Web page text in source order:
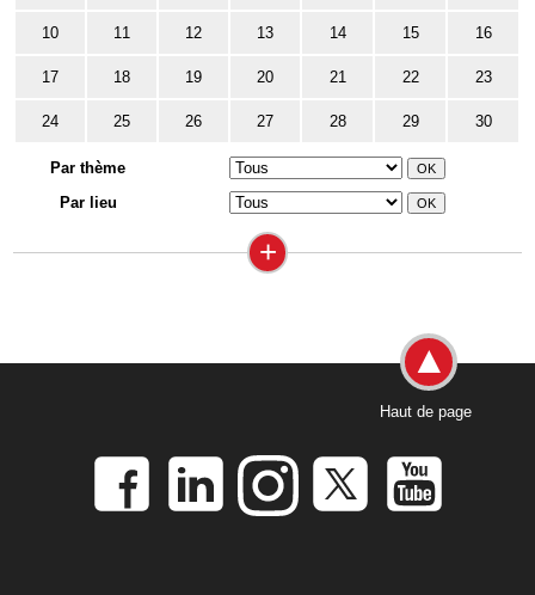
10 11 12 13 14 15 16
17 18 19 20 21 22 23
24 25 26 27 28 29 30
Par thème
Par lieu
+
Haut de page